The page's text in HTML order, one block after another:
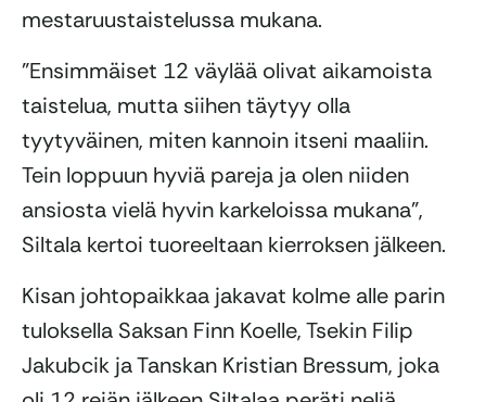
mestaruustaistelussa mukana.
”Ensimmäiset 12 väylää olivat aikamoista
taistelua, mutta siihen täytyy olla
tyytyväinen, miten kannoin itseni maaliin.
Tein loppuun hyviä pareja ja olen niiden
ansiosta vielä hyvin karkeloissa mukana”,
Siltala kertoi tuoreeltaan kierroksen jälkeen.
Kisan johtopaikkaa jakavat kolme alle parin
tuloksella Saksan Finn Koelle, Tsekin Filip
Jakubcik ja Tanskan Kristian Bressum, joka